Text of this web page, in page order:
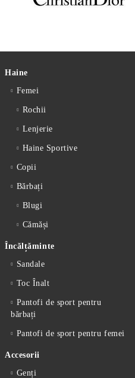
Haine
Femei
Rochii
Lenjerie
Haine Sportive
Copii
Bărbați
Blugi
Cămăși
Încălțăminte
Sandale
Toc Înalt
Pantofi de sport pentru
bărbați
Pantofi de sport pentru femei
Accesorii
Genți